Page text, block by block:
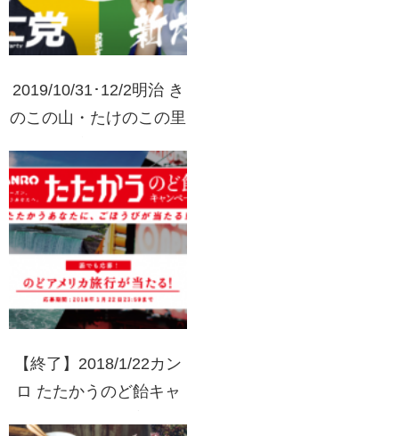
2019/10/31･12/2明治 き
のこの山・たけのこの里
て投票」
【終了】2018/1/22カン
ロ たたかうのど飴キャ